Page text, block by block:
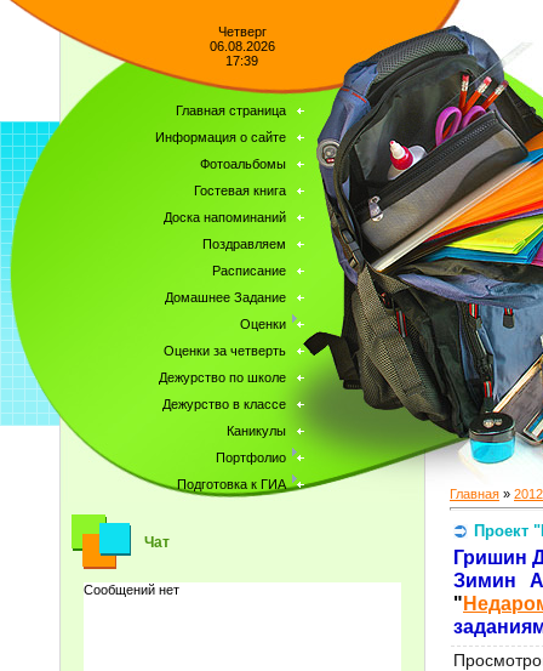
Четверг
06.08.2026
17:39
Главная страница
Информация о сайте
Фотоальбомы
Гостевая книга
Доска напоминаний
Поздравляем
Расписание
Домашнее Задание
Оценки
Оценки за четверть
Дежурство по школе
Дежурство в классе
Каникулы
Портфолио
Подготовка к ГИА
Чат
Главная » 2012
Проект
Гришин
Зимин
"